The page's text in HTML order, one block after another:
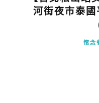
河街夜市泰
懷念